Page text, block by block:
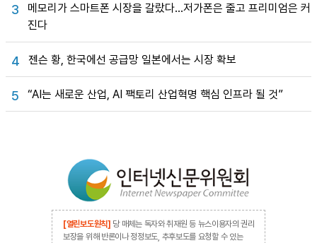
3
메모리가 스마트폰 시장을 갈랐다…저가폰은 줄고 프리미엄은 커
진다
4 젠슨 황, 한국에선 공급망 일본에서는 시장 확보
5 “AI는 새로운 산업, AI 팩토리 산업혁명 핵심 인프라 될 것”
[열린보도원칙] 당 매체는 독자와 취재원 등 뉴스이용자의 권리
보장을 위해 반론이나 정정보도, 추후보도를 요청할 수 있는